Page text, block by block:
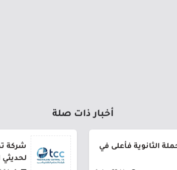
أخبار ذات صلة
الثانوية فأعلى في
شركة
لحديثي